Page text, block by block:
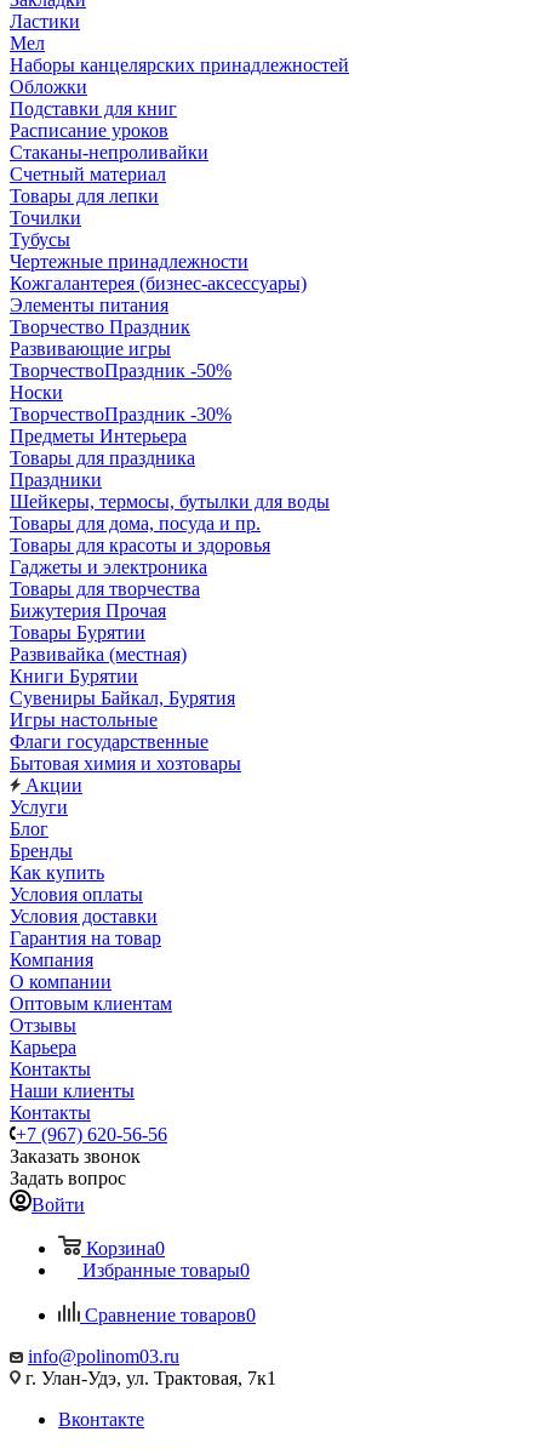
Ластики
Мел
Наборы канцелярских принадлежностей
Обложки
Подставки для книг
Расписание уроков
Стаканы-непроливайки
Счетный материал
Товары для лепки
Точилки
Тубусы
Чертежные принадлежности
Кожгалантерея (бизнес-аксессуары)
Элементы питания
Творчество Праздник
Развивающие игры
ТворчествоПраздник -50%
Носки
ТворчествоПраздник -30%
Предметы Интерьера
Товары для праздника
Праздники
Шейкеры, термосы, бутылки для воды
Товары для дома, посуда и пр.
Товары для красоты и здоровья
Гаджеты и электроника
Товары для творчества
Бижутерия Прочая
Товары Бурятии
Развивайка (местная)
Книги Бурятии
Сувениры Байкал, Бурятия
Игры настольные
Флаги государственные
Бытовая химия и хозтовары
Акции
Услуги
Блог
Бренды
Как купить
Условия оплаты
Условия доставки
Гарантия на товар
Компания
О компании
Оптовым клиентам
Отзывы
Карьера
Контакты
Наши клиенты
Контакты
+7 (967) 620-56-56
Заказать звонок
Задать вопрос
Войти
Корзина0
Избранные товары0
Сравнение товаров0
info@polinom03.ru
г. Улан-Удэ, ул. Трактовая, 7к1
Вконтакте